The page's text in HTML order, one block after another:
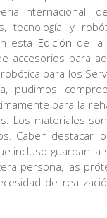
Internacional
tecnología y
esta Edición de la
accesorios para
para los
pudimos
para la
Los materiales
Caben destacar
incluso guardan la
persona, las
de